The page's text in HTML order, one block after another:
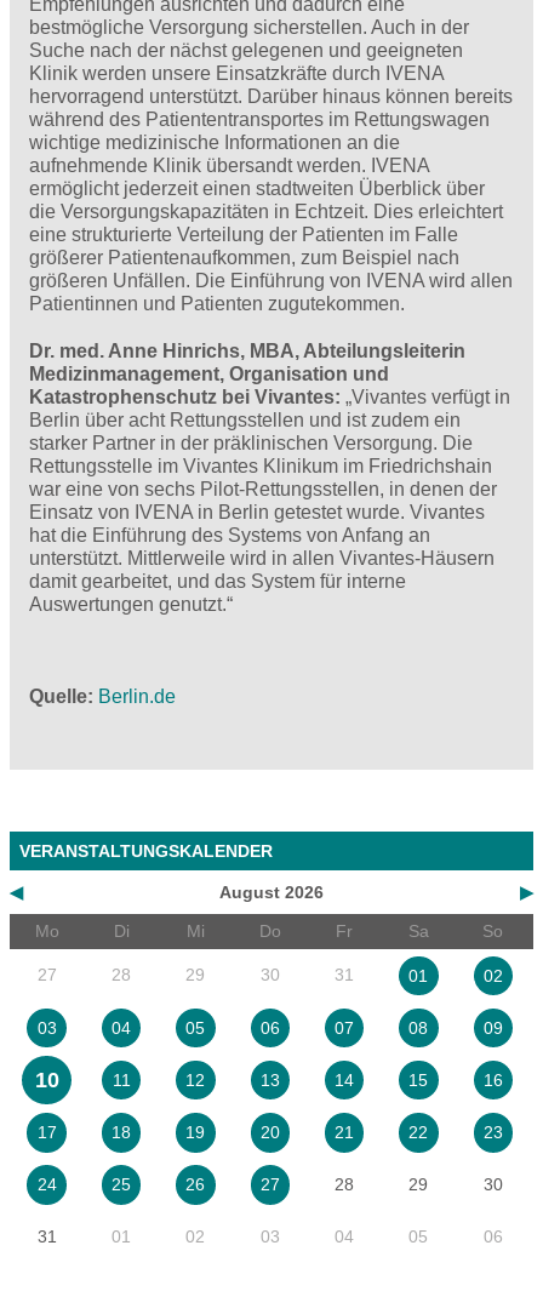
Empfehlungen ausrichten und dadurch eine
bestmögliche Versorgung sicherstellen. Auch in der
Suche nach der nächst gelegenen und geeigneten
Klinik werden unsere Einsatzkräfte durch IVENA
hervorragend unterstützt. Darüber hinaus können bereits
während des Patiententransportes im Rettungswagen
wichtige medizinische Informationen an die
aufnehmende Klinik übersandt werden. IVENA
ermöglicht jederzeit einen stadtweiten Überblick über
die Versorgungskapazitäten in Echtzeit. Dies erleichtert
eine strukturierte Verteilung der Patienten im Falle
größerer Patientenaufkommen, zum Beispiel nach
größeren Unfällen. Die Einführung von IVENA wird allen
Patientinnen und Patienten zugutekommen.
Dr. med. Anne Hinrichs, MBA, Abteilungsleiterin
Medizinmanagement, Organisation und
Katastrophenschutz bei Vivantes: „Vivantes verfügt in
Berlin über acht Rettungsstellen und ist zudem ein
starker Partner in der präklinischen Versorgung. Die
Rettungsstelle im Vivantes Klinikum im Friedrichshain
war eine von sechs Pilot-Rettungsstellen, in denen der
Einsatz von IVENA in Berlin getestet wurde. Vivantes
hat die Einführung des Systems von Anfang an
unterstützt. Mittlerweile wird in allen Vivantes-Häusern
damit gearbeitet, und das System für interne
Auswertungen genutzt.“
Quelle Berlin.de
VERANSTALTUNGSKALENDER
◀ ▶
August 2026
Mo
Di Mi Do Fr Sa So
27 28 29 30 31 01 02
03 04 05 06 07 08 09
10 11 12 13 14 15 16
17 18 19 20 21 22 23
24 25 26 27 28 29 30
31 01 02 03 04 05 06